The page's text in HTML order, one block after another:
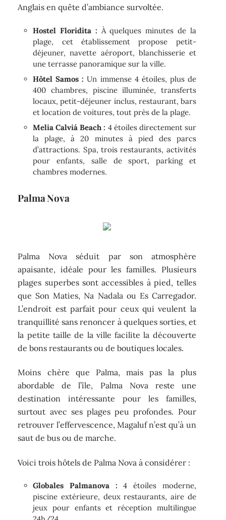
Anglais en quête d’ambiance survoltée.
Hostel Floridita : À quelques minutes de la
plage, cet établissement propose petit-
déjeuner, navette aéroport, blanchisserie et
une terrasse panoramique sur la ville.
Hôtel Samos : Un immense 4 étoiles, plus de
400 chambres, piscine illuminée, transferts
locaux, petit-déjeuner inclus, restaurant, bars
et location de voitures, tout près de la plage.
Melia Calviá Beach : 4 étoiles directement sur
la plage, à 20 minutes à pied des parcs
d’attractions. Spa, trois restaurants, activités
pour enfants, salle de sport, parking et
chambres modernes.
Palma Nova
Palma Nova séduit par son atmosphère
apaisante, idéale pour les familles. Plusieurs
plages superbes sont accessibles à pied, telles
que Son Maties, Na Nadala ou Es Carregador.
L’endroit est parfait pour ceux qui veulent la
tranquillité sans renoncer à quelques sorties, et
la petite taille de la ville facilite la découverte
de bons restaurants ou de boutiques locales.
Moins chère que Palma, mais pas la plus
abordable de l’île, Palma Nova reste une
destination intéressante pour les familles,
surtout avec ses plages peu profondes. Pour
retrouver l’effervescence, Magaluf n’est qu’à un
saut de bus ou de marche.
Voici trois hôtels de Palma Nova à considérer :
Globales Palmanova : 4 étoiles moderne,
piscine extérieure, deux restaurants, aire de
jeux pour enfants et réception multilingue